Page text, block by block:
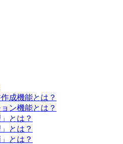
成機能とは？
ン機能とは？
とは？
とは？
とは？